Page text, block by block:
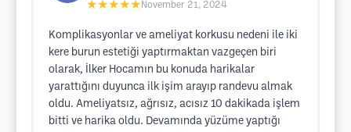
★★★★★ November 21, 2024
Komplikasyonlar ve ameliyat korkusu nedeni ile iki
kere burun estetiği yaptırmaktan vazgeçen biri
olarak, İlker Hocamın bu konuda harikalar
yarattığını duyunca ilk işim arayıp randevu almak
oldu. Ameliyatsız, ağrısız, acısız 10 dakikada işlem
bitti ve harika oldu. Devamında yüzüme yaptığı